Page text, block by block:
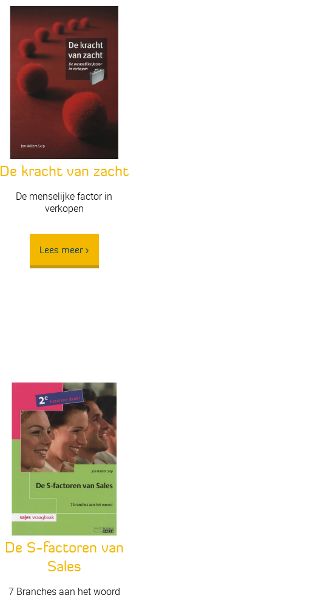
De kracht van zacht
De menselijke factor in
verkopen
Lees meer >
De S-factoren van
Sales
7 Branches aan het woord